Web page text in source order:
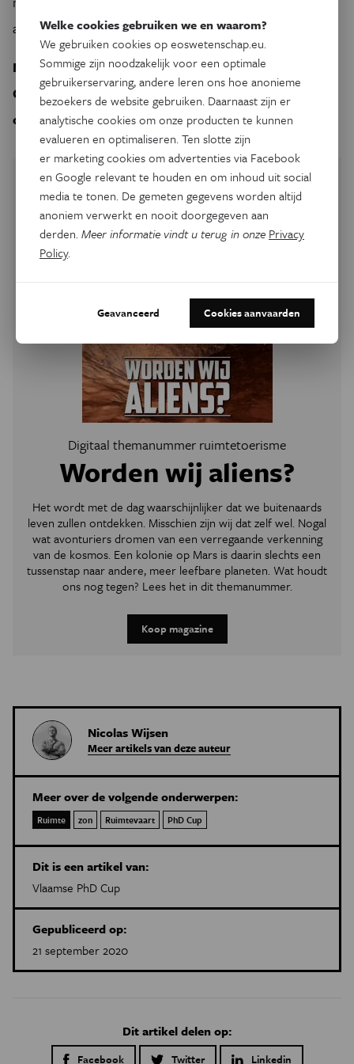
aardbewoners.
Nicolas Wijsen is genomineerd voor de Vlaamse PhD
Cup. Ontdek meer over zijn onderzoek
op
www.phdcup.be.
Digitaal themanummer ruimtetoerisme
Worden wij aliens?
Het wordt met de dag waarschijnlijker dat we buitenaards
leven zullen ontdekken. Misschien zijn wij dat zelf wel. Nogal
wat avonturiers dromen van een verregaande verkenning
van de kosmos. Een kolonie op Mars is daarin slechts een
tussenstap naar andere, meer leefbare planeten. Wat houdt
ons nog tegen? Lees het in dit themanummer.
Koop magazine
Nicolas Wijsen
Meer artikels van deze auteur
Meer over de volgende onderwerpen:
Ruimte zon Ruimtevaart PhD Cup
Dit is een artikel van:
Vlaamse PhD Cup
Gepubliceerd op:
21 september 2020
Dit artikel delen op:
Facebook Twitter Linkedin
Welke cookies gebruiken we en waarom?
We gebruiken cookies op eoswetenschap.eu.
Sommige zijn noodzakelijk voor een optimale
gebruikerservaring, andere leren ons hoe anonieme
bezoekers de website gebruiken. Daarnaast zijn er
analytische cookies om onze producten te kunnen
evalueren en optimaliseren. Ten slotte zijn
er marketing cookies om advertenties via Facebook
en Google relevant te houden en om inhoud uit social
media te tonen. De gemeten gegevens worden altijd
anoniem verwerkt en nooit doorgegeven aan
derden.Meer informatie vindt u terug in onze Privacy
Policy.
Geavanceerd Cookies aanvaarden